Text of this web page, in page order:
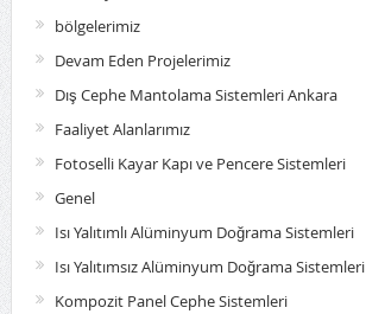
bölgelerimiz
Devam Eden Projelerimiz
Dış Cephe Mantolama Sistemleri Ankara
Faaliyet Alanlarımız
Fotoselli Kayar Kapı ve Pencere Sistemleri
Genel
Isı Yalıtımlı Alüminyum Doğrama Sistemleri
Isı Yalıtımsız Alüminyum Doğrama Sistemleri
Kompozit Panel Cephe Sistemleri